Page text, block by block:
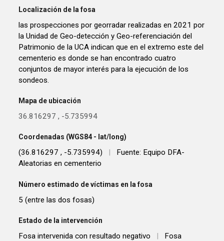
Localización de la fosa
las prospecciones por georradar realizadas en 2021 por
la Unidad de Geo-detección y Geo-referenciación del
Patrimonio de la UCA indican que en el extremo este del
cementerio es donde se han encontrado cuatro
conjuntos de mayor interés para la ejecución de los
sondeos.
Mapa de ubicación
36.816297 , -5.735994
Coordenadas (WGS84 - lat/long)
(36.816297 , -5.735994)
Fuente: Equipo DFA-
Aleatorias en cementerio
Número estimado de víctimas en la fosa
5 (entre las dos fosas)
Estado de la intervención
Fosa intervenida con resultado negativo | Fosa